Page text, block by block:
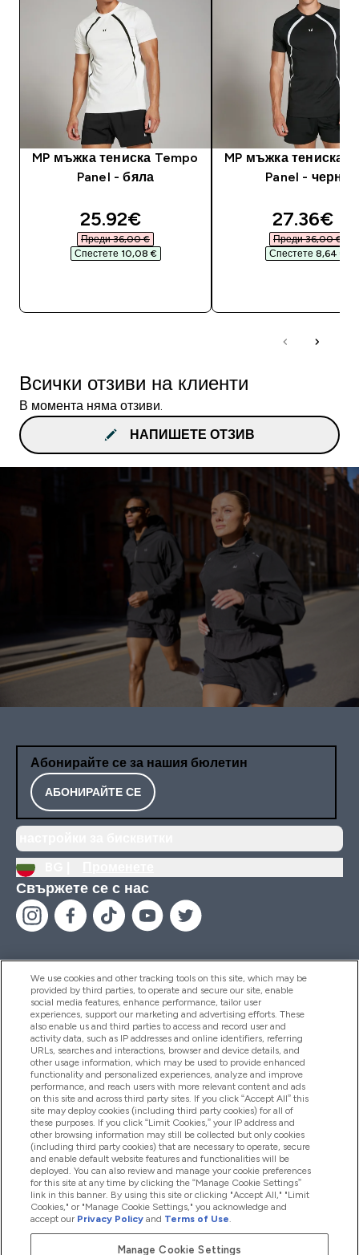
MP мъжка тениска Tempo
Panel - бяла
discounted price
25.92€‎
Преди 36,00 €‎
Спестете 10,08 €‎
MP мъжка тениска
Panel - черна
27.36€‎
Преди 36,00 €‎
Спестете 8,64 €‎
Всички отзиви на клиенти
В момента няма отзиви.
НАПИШЕТЕ ОТЗИВ
Абонирайте се за нашия бюлетин
АБОНИРАЙТЕ СЕ
Свържете се с нас
Помощ И Информация
Продукти
Информация За Компанията
Лоялност И Награди
2026 The Hut.com Ltd
We use cookies and other tracking tools on this site, which may be
provided by third parties, to operate and secure our site, enable
social media features, enhance performance, tailor user
experiences, support our marketing and advertising efforts. These
also enable us and third parties to access and record user and
activity data, such as IP addresses and online identifiers, referring
URLs, searches and interactions, browser and device details, and
other usage information, which may be used to provide enhanced
functionality and personalized experiences, analyze and improve
performance, and reach users with more relevant content and ads
on this site and across third party sites. If you click “Accept All” this
site may deploy cookies (including third party cookies) for all of
these purposes. If you click “Limit Cookies,” your IP address and
other browsing information may still be collected but only cookies
(including third party cookies) that are necessary to operate, secure
and enable default website features and functionalities will be
deployed. You can also review and manage your cookie preferences
for this site at any time by clicking the “Manage Cookie Settings”
link in this banner. By using this site or clicking "Accept All," "Limit
Cookies," or "Manage Cookie Settings," you acknowledge and
accept our Privacy Policy and Terms of Use.
Manage Cookie Settings